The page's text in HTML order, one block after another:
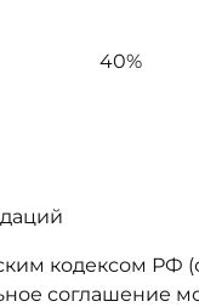
40%
кодексом РФ
соглашение